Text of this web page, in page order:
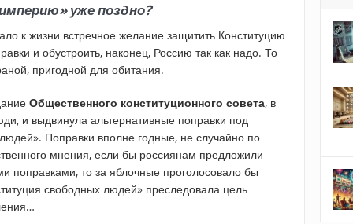
уже поздно?
к жизни встречное желание защитить Конституцию
и обустроить, наконец, Россию так как надо. То
пригодной для обитания.
Общественного конституционного совета, в
и выдвинула альтернативные поправки под
Поправки вполне годные, не случайно по
мнения, если бы россиянам предложили
поправками, то за яблочные проголосовало бы
свободных людей» преследовала цель